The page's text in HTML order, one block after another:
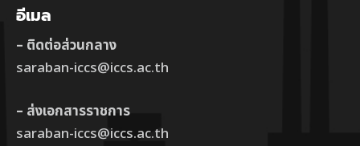
อีเมล
– ติดต่อส่วนกลาง
saraban-iccs@iccs.ac.th
– ส่งเอกสารราชการ
saraban-iccs@iccs.ac.th